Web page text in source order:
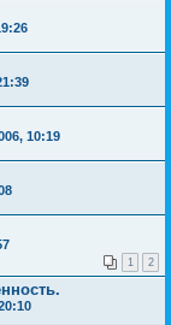
10:19
1 2